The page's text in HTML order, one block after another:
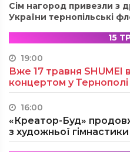
Сім нагород привезли з
України тернопільські
15
19:00
Вже 17 травня SHUMEI
концертом у Тернополі
16:00
«Креатор-Буд»
з художньої гімнастики